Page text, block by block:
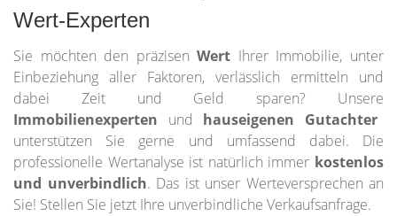
Wert-Experten
Sie möchten den präzisen Wert Ihrer Immobilie, unter
Einbeziehung aller Faktoren, verlässlich ermitteln und
dabei Zeit und Geld sparen? Unsere
Immobilienexperten und hauseigenen Gutachter
unterstützen Sie gerne und umfassend dabei. Die
professionelle Wertanalyse ist natürlich immer kostenlos
und unverbindlich. Das ist unser Werteversprechen an
Sie! Stellen Sie jetzt Ihre unverbindliche Verkaufsanfrage.